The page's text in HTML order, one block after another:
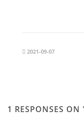
2021-09-07
1 RESPONSES ON